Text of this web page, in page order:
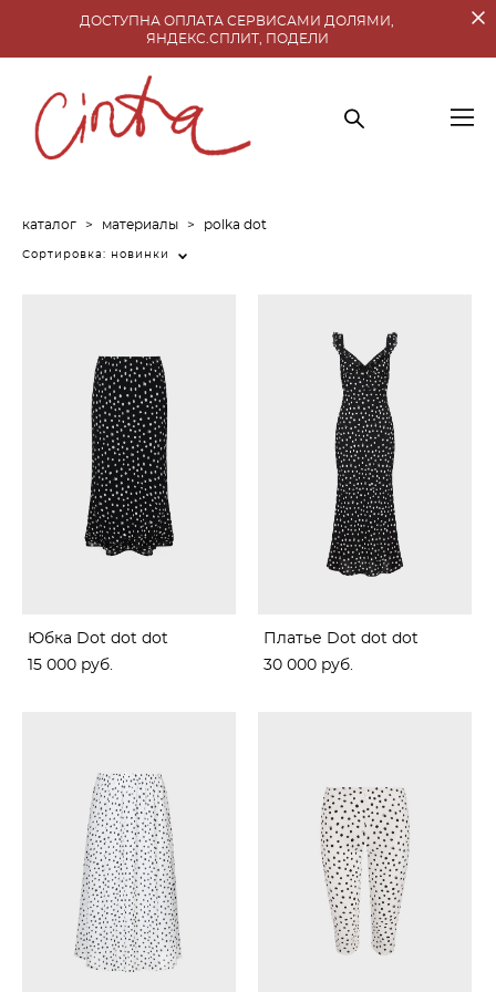
ДОСТУПНА ОПЛАТА СЕРВИСАМИ ДОЛЯМИ,
ЯНДЕКС.СПЛИТ, ПОДЕЛИ
каталог > материалы > polka dot
Сортировка: новинки
Юбка Dot dot dot
15 000 pуб.
Платье Dot dot dot
30 000 pуб.